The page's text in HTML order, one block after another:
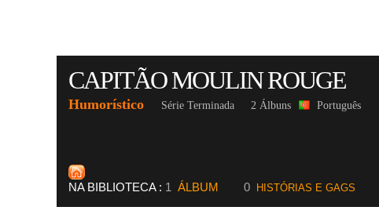
CAPITÃO MOULIN ROUGE
Humorístico Série Terminada 2 Álbuns Português
NA BIBLIOTECA : 1 ÁLBUM 0 HISTÓRIAS E GAGS